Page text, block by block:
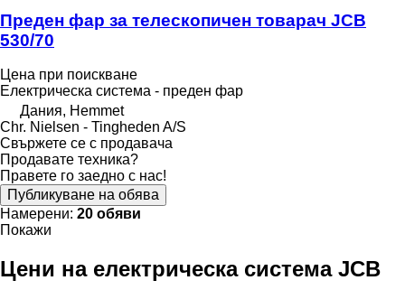
Преден фар за телескопичен товарач JCB
530/70
Цена при поискване
Електрическа система - преден фар
Дания, Hemmet
Chr. Nielsen - Tingheden A/S
Свържете се с продавача
Продавате техника?
Правете го заедно с нас!
Публикуване на обява
Намерени: 20 обяви
Покажи
Цени на електрическа система JCB